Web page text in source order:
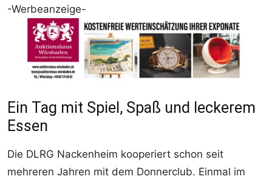
-Werbeanzeige-
Ein Tag mit Spiel, Spaß und leckerem
Essen
Die DLRG Nackenheim kooperiert schon seit
mehreren Jahren mit dem Donnerclub. Einmal im